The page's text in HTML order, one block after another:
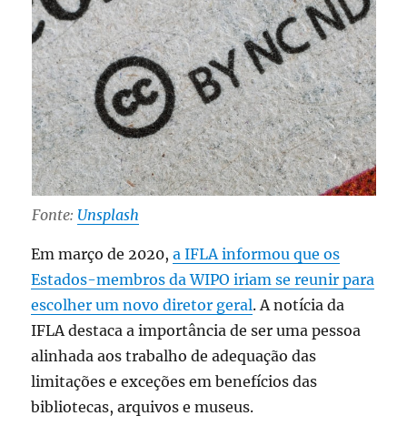
Fonte: Unsplash
Em março de 2020,a IFLA informou que os
Estados-membros da WIPO iriam se reunir para
escolher um novo diretor geral. A notícia da
IFLA destaca a importância de ser uma pessoa
alinhada aos trabalho de adequação das
limitações e exceções em benefícios das
bibliotecas, arquivos e museus.